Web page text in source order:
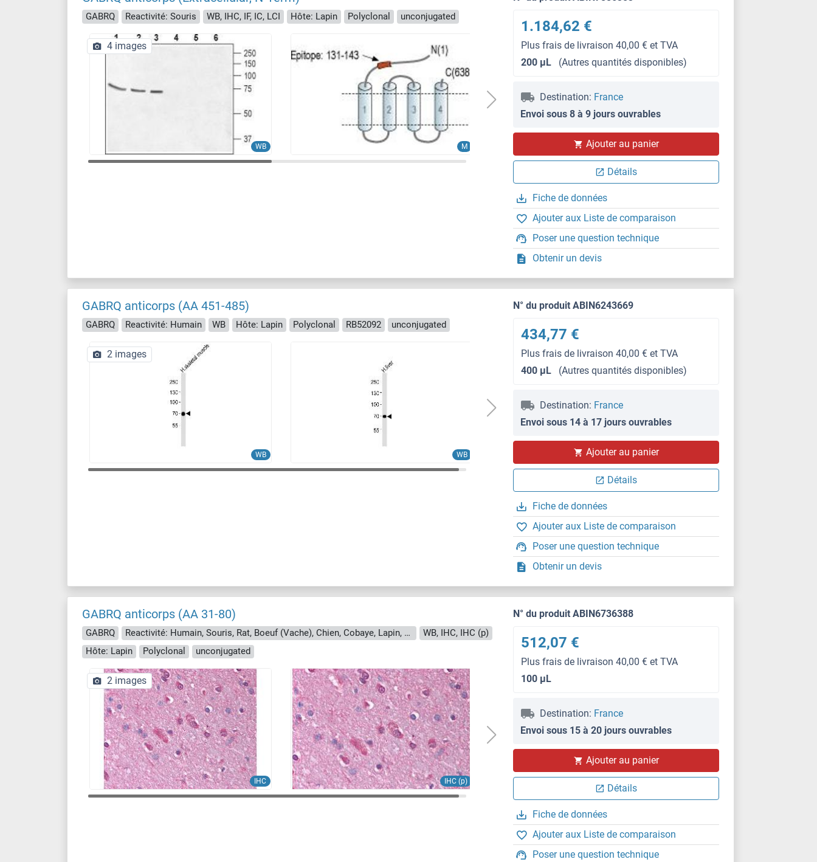
GABRQ Reactivité: Souris WB, IHC, IF, IC, LCI Hôte: Lapin Polyclonal unconjugated
WB M
IHC
4 images
1.184,62 €
Plus frais de livraison 40,00 € et TVA
200 μL
(Autres quantités disponibles)
Destination: France
Envoi sous 8 à 9 jours ouvrables
Ajouter au panier
Détails
Fiche de données
Ajouter aux Liste de comparaison
Poser une question technique
Obtenir un devis
GABRQ anticorps (AA 451-485)
GABRQ Reactivité: Humain WB Hôte: Lapin Polyclonal RB52092 unconjugated
WB WB
2 images
N° du produit ABIN6243669
434,77 €
Plus frais de livraison 40,00 € et TVA
400 μL
(Autres quantités disponibles)
Destination: France
Envoi sous 14 à 17 jours ouvrables
Ajouter au panier
Détails
Fiche de données
Ajouter aux Liste de comparaison
Poser une question technique
Obtenir un devis
GABRQ anticorps (AA 31-80)
GABRQ Reactivité: Humain, Souris, Rat, Boeuf (Vache), Chien, Cobaye, Lapin, Singe
WB, IHC, IHC (p)
Hôte: Lapin
Polyclonal unconjugated
IHC IHC (p)
2 images
N° du produit ABIN6736388
512,07 €
Plus frais de livraison 40,00 € et TVA
100 μL
Destination: France
Envoi sous 15 à 20 jours ouvrables
Ajouter au panier
Détails
Fiche de données
Ajouter aux Liste de comparaison
Poser une question technique